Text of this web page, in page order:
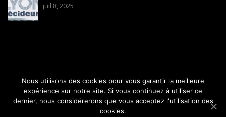
juil 8, 2025
Copyright 2012-2025 Avocat Versini-Bullara - Barreau de Lyon |
gabrielversini@wanadoo.fr
Nous utilisons des cookies pour vous garantir la meilleure
expérience sur notre site. Si vous continuez à utiliser ce
dernier, nous considérerons que vous acceptez l'utilisation des
cookies.